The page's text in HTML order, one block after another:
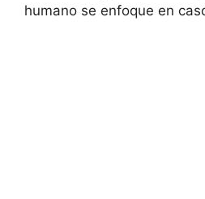
humano se enfoque en